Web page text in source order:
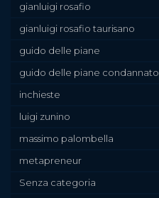
gianluigi rosafio
gianluigi rosafio taurisano
guido delle piane
guido delle piane condannato
inchieste
luigi zunino
massimo palombella
metapreneur
Senza categoria